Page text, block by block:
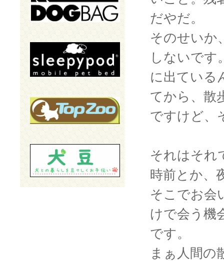
だやだ。
そのせいか
しないです
に出ている
てから、散
ですけど、
それはそれ
時前とか、
そこでお会
けで会う機
です。
まぁ人間の